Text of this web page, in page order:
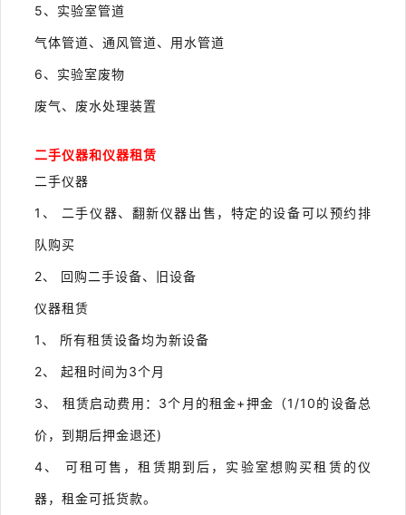
5、实验室管道
气体管道、通风管道、用水管道
6、实验室废物
废气、废水处理装置
二手仪器和仪器租赁
二手仪器
1、 二手仪器、翻新仪器出售，特定的设备可以预约排
队购买
2、 回购二手设备、旧设备
仪器租赁
1、 所有租赁设备均为新设备
2、 起租时间为3个月
3、 租赁启动费用：3个月的租金+押金（1/10的设备总
价，到期后押金退还)
4、 可租可售，租赁期到后，实验室想购买租赁的仪
器，租金可抵货款。